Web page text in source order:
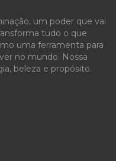
um poder que vai
tudo o que
uma ferramenta para
no mundo. Nossa
beleza e propósito.